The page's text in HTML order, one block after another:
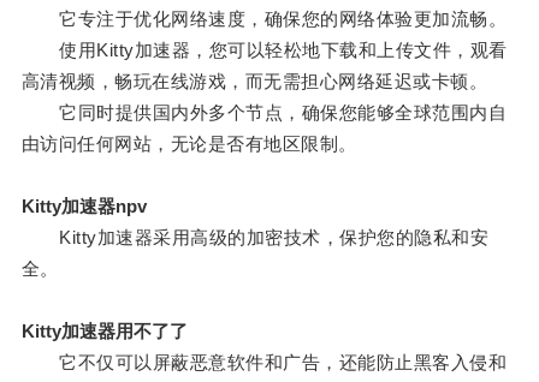
它专注于优化网络速度，确保您的网络体验更加流畅。
使用Kitty加速器，您可以轻松地下载和上传文件，观看
高清视频，畅玩在线游戏，而无需担心网络延迟或卡顿。
它同时提供国内外多个节点，确保您能够全球范围内自
由访问任何网站，无论是否有地区限制。
Kitty加速器npv
Kitty加速器采用高级的加密技术，保护您的隐私和安
全。
Kitty加速器用不了了
它不仅可以屏蔽恶意软件和广告，还能防止黑客入侵和